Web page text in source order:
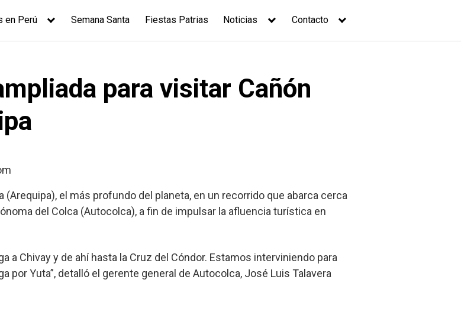
en Perú Semana Santa Fiestas Patrias Noticias Contacto
para visitar Cañón
(Arequipa), el más profundo del planeta, en un recorrido que abarca cerca
del Colca (Autocolca), a fin de impulsar la afluencia turística en
a Chivay y de ahí hasta la Cruz del Cóndor. Estamos interviniendo para
por Yuta”, detalló el gerente general de Autocolca, José Luis Talavera